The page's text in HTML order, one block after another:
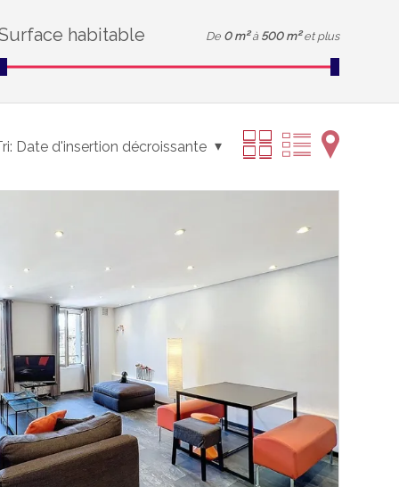
habitable De 0 m² à 500 m² et plus
Date d'insertion décroissante